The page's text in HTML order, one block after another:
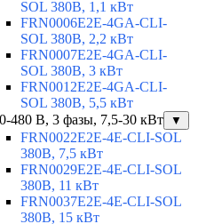
SOL 380В, 1,1 кВт
FRN0006E2E-4GA-CLI-
SOL 380В, 2,2 кВт
FRN0007E2E-4GA-CLI-
SOL 380В, 3 кВт
FRN0012E2E-4GA-CLI-
SOL 380В, 5,5 кВт
480 В, 3 фазы, 7,5-30 кВт
▼
FRN0022E2E-4E-CLI-SOL
380В, 7,5 кВт
FRN0029E2E-4E-CLI-SOL
380В, 11 кВт
FRN0037E2E-4E-CLI-SOL
380В, 15 кВт